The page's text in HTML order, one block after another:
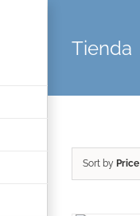
Tienda
Sort by Price